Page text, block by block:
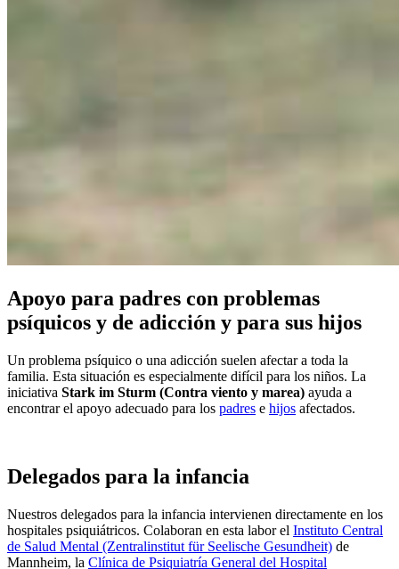
Apoyo para padres con problemas
psíquicos y de adicción y para sus hijos
Un problema psíquico o una adicción suelen afectar a toda la
familia. Esta situación es especialmente difícil para los niños. La
iniciativa Stark im Sturm (Contra viento y marea) ayuda a
encontrar el apoyo adecuado para los padres e hijos afectados.
Delegados para la infancia
Nuestros delegados para la infancia intervienen directamente en los
hospitales psiquiátricos. Colaboran en esta labor el Instituto Central
de Salud Mental (Zentralinstitut für Seelische Gesundheit) de
Mannheim, la Clínica de Psiquiatría General del Hospital